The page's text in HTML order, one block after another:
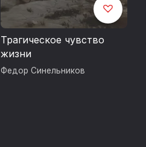
Трагическое чувство
жизни
Федор Синельников